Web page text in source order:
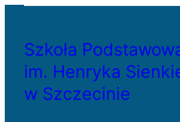
Szkoła
im. Henryka
w Szczecinie